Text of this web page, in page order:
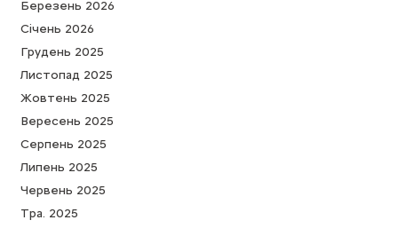
Березень 2026
Cічень 2026
Грудень 2025
Листопад 2025
Жовтень 2025
Вересень 2025
Серпень 2025
Липень 2025
Червень 2025
Тра. 2025